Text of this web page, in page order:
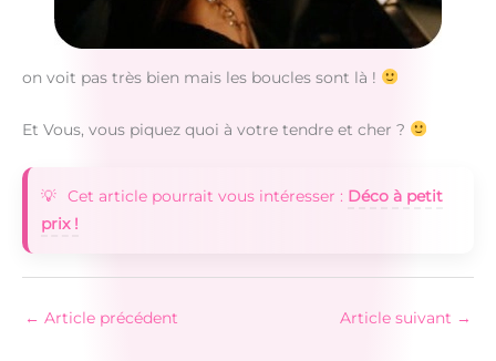
on voit pas très bien mais les boucles sont là !
Et Vous, vous piquez quoi à votre tendre et cher ?
Cet article pourrait vous intéresser : Déco à petit
prix !
← Article précédent Article suivant →